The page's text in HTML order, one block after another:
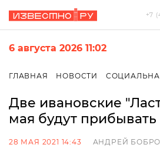
+7
6 августа 2026 11:02
ГЛАВНАЯ НОВОСТИ
Две ивановские
мая будут
28 МАЯ 2021 14:43 АНДРЕЙ